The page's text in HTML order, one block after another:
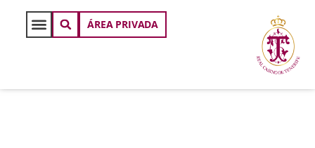
ÁREA PRIVADA